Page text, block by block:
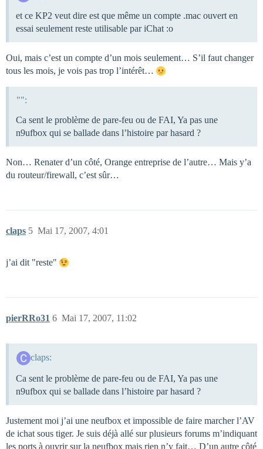
et ce KP2 veut dire est que même un compte .mac ouvert en
essai seulement reste utilisable par iChat :o
Oui, mais c’est un compte d’un mois seulement… S’il faut changer
tous les mois, je vois pas trop l’intérêt…
"":
Ca sent le problème de pare-feu ou de FAI, Ya pas une
n9ufbox qui se ballade dans l’histoire par hasard ?
Non… Renater d’un côté, Orange entreprise de l’autre… Mais y’a
du routeur/firewall, c’est sûr…
claps Mai 17, 2007, 4:01
5
j’ai dit "reste"
pierRRo31 Mai 17, 2007, 11:02
6
claps:
Ca sent le problème de pare-feu ou de FAI, Ya pas une
n9ufbox qui se ballade dans l’histoire par hasard ?
Justement moi j’ai une neufbox et impossible de faire marcher l’AV
de ichat sous tiger. Je suis déjà allé sur plusieurs forums m’indiquant
les ports à ouvrir sur la neufbox mais rien n’y fait… D’un autre côté